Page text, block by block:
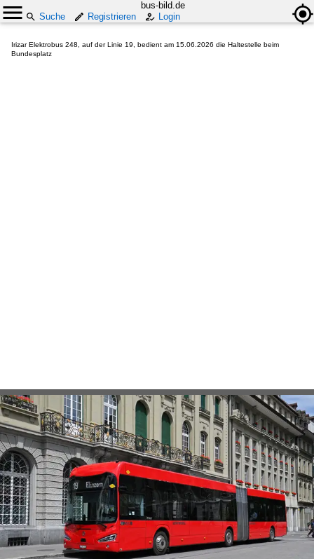
bus-bild.de
Suche
Registrieren Login
Irizar Elektrobus 248, auf der Linie 19, bedient am 15.06.2026 die Haltestelle beim
Bundesplatz